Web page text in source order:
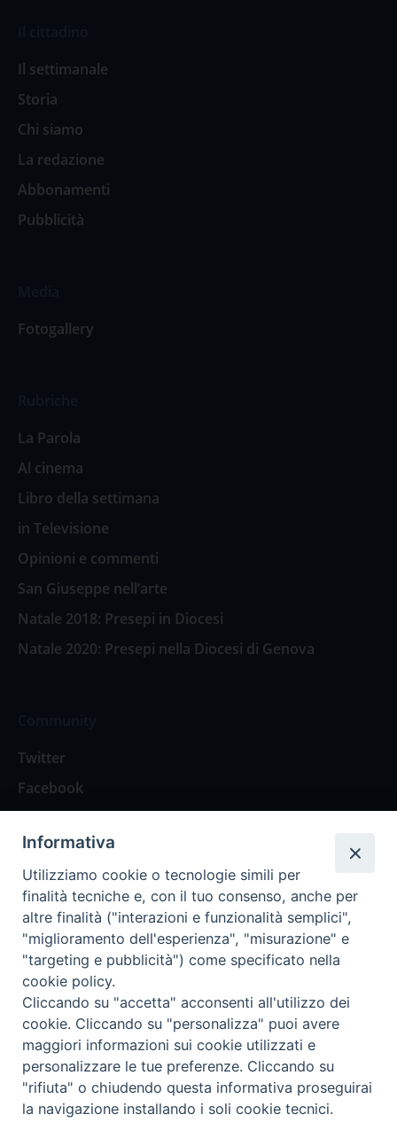
Il settimanale
Storia
Chi siamo
La redazione
Abbonamenti
Pubblicità
Fotogallery
La Parola
Al cinema
Libro della settimana
in Televisione
Opinioni e commenti
San Giuseppe nell’arte
Natale 2018: Presepi in Diocesi
Natale 2020: Presepi nella Diocesi di Genova
Twitter
Facebook
Spazio Lettori
Eventi
Eventi diocesani
Privacy Policy Informativa Cookie
Trasparenza
Informativa
Utilizziamo cookie o tecnologie simili per
finalità tecniche e, con il tuo consenso, anche per
altre finalità ("interazioni e funzionalità semplici",
"miglioramento dell'esperienza", "misurazione" e
"targeting e pubblicità") come specificato nella
cookie policy.
Cliccando su "accetta" acconsenti all'utilizzo dei
cookie. Cliccando su "personalizza" puoi avere
maggiori informazioni sui cookie utilizzati e
personalizzare le tue preferenze. Cliccando su
"rifiuta" o chiudendo questa informativa proseguirai
la navigazione installando i soli cookie tecnici.